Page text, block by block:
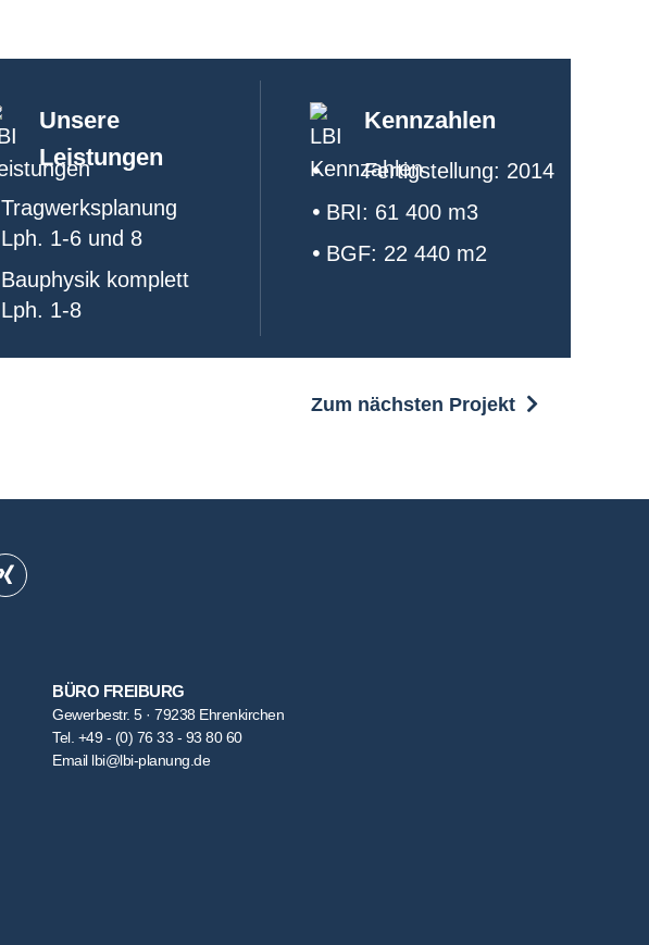
Unsere
Leistungen
Tragwerksplanung
Lph. 1-6 und 8
Bauphysik komplett
Lph. 1-8
Kennzahlen
Fertigstellung: 2014
BRI: 61 400 m3
BGF: 22 440 m2
Zum nächsten Projekt
BÜRO FREIBURG
Gewerbestr. 5 · 79238 Ehrenkirchen
Tel. +49 - (0) 76 33 - 93 80 60
Email lbi@lbi-planung.de